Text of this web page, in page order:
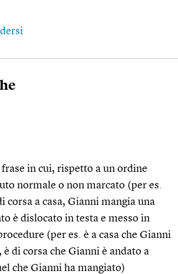
in cui, rispetto a un ordine
normale o non marcato (per es.
corsa a casa, Gianni mangia una
è dislocato in testa e messo in
(per es. è a casa che Gianni
è di corsa che Gianni è andato a
che Gianni ha mangiato)